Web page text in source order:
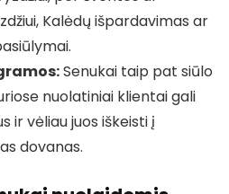
Kalėdų išpardavimas ar
Senukai taip pat siūlo
nuolatiniai klientai gali
ir vėliau juos iškeisti į
dovanas.